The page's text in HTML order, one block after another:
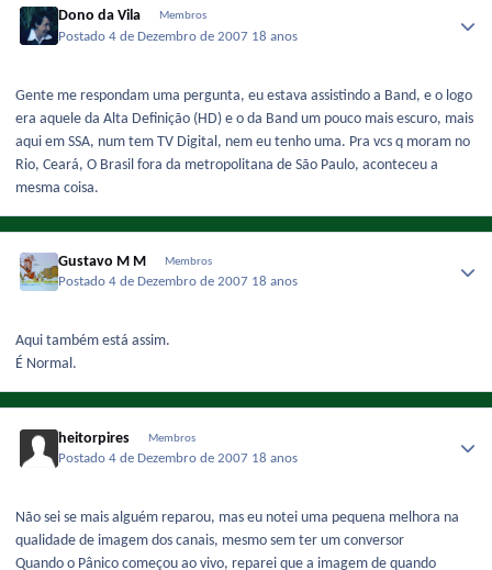
Dono da Vila Membros
Postado4 de Dezembro de 2007 18 anos
Gente me respondam uma pergunta, eu estava assistindo a Band, e o logo
era aquele da Alta Definição (HD) e o da Band um pouco mais escuro, mais
aqui em SSA, num tem TV Digital, nem eu tenho uma. Pra vcs q moram no
Rio, Ceará, O Brasil fora da metropolitana de São Paulo, aconteceu a
mesma coisa.
Gustavo M M Membros
Postado4 de Dezembro de 2007 18 anos
Aqui também está assim.
É Normal.
heitorpires Membros
Postado4 de Dezembro de 2007 18 anos
Não sei se mais alguém reparou, mas eu notei uma pequena melhora na
qualidade de imagem dos canais, mesmo sem ter um conversor
Quando o Pânico começou ao vivo, reparei que a imagem de quando